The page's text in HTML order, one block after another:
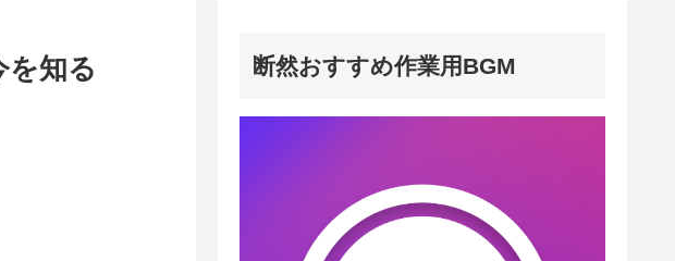
を知る 断然おすすめ作業用BGM